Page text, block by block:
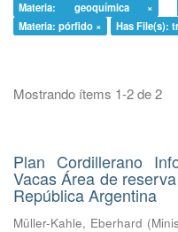
Materia: geoquímica ×
Materia: pórfido ×
Has File(s):
Mostrando ítems 1-2 de 2
Plan Cordillerano
Vacas Área de
República Argentina
Müller-Kahle, Eberhard (